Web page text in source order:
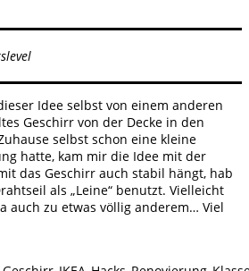
Idee selbst von einem anderen
Geschirr von der Decke in den
selbst schon eine kleine
hatte, kam mir die Idee mit der
das Geschirr auch stabil hängt, hab
als „Leine“ benutzt. Vielleicht
auch zu etwas völlig anderem… Viel